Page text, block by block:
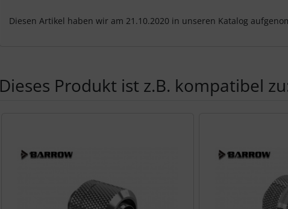
Diesen Artikel haben wir am 21.10.2020 in unseren Katalog
Dieses Produkt ist z.B. kompatibel